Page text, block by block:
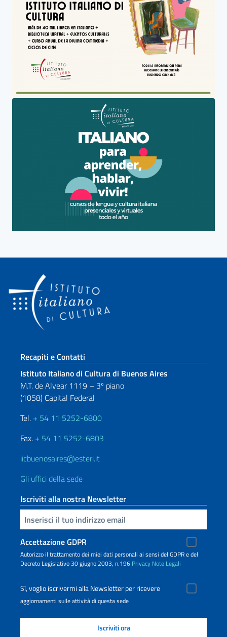
Sezione footer
Recapiti e Contatti
Istituto Italiano di Cultura di Buenos Aires
M.T. de Alvear 1119 – 3º piano
(1058) Capital Federal
Tel. + 54 11 5252-6800
Fax. + 54 11 5252-6803
iicbuenosaires@esteri.it
Gli uffici della sede
Iscriviti alla nostra Newsletter
Inserisci la tua email
Accettazione GDPR
Autorizzo il trattamento dei miei dati personali ai sensi del GDPR e del
Decreto Legislativo 30 giugno 2003, n.196 Privacy Note Legali
Sì, voglio iscrivermi alla Newsletter per ricevere
aggiornamenti sulle attività di questa sede